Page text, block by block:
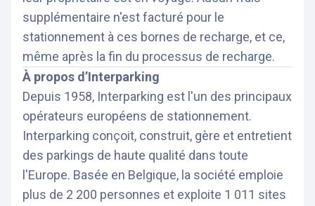
supplémentaire n'est facturé pour le
stationnement à ces bornes de recharge, et ce,
même après la fin du processus de recharge.
À propos d’Interparking
Depuis 1958, Interparking est l'un des principaux
opérateurs européens de stationnement.
Interparking conçoit, construit, gère et entretient
des parkings de haute qualité dans toute
l'Europe. Basée en Belgique, la société emploie
plus de 2 200 personnes et exploite 1 011 sites